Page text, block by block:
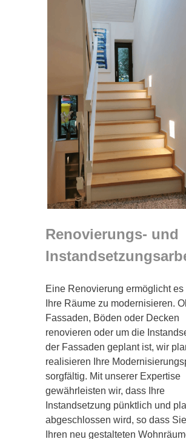
Renovierungs- und
Eine Renovierung ermöglicht es
Ihre Räume zu modernisieren.
Fassaden, Böden oder Decken
renovieren oder um die
der Fassaden geplant ist, wir
realisieren Ihre
sorgfältig. Mit unserer Expertise
gewährleisten wir, dass Ihre
Instandsetzung pünktlich und
abgeschlossen wird, so dass
Ihren neu gestalteten